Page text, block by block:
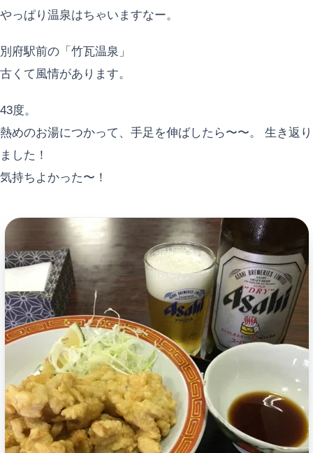
やっぱり温泉はちゃいますなー。
別府駅前の「竹瓦温泉」
古くて風情があります。
43度。
熱めのお湯につかって、手足を伸ばしたら〜〜。 生き返り
ました！
気持ちよかった〜！